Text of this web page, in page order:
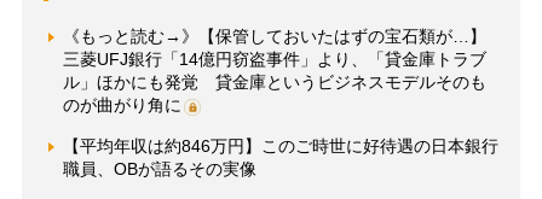
《もっと読む→》【保管しておいたはずの宝石類が…】
三菱UFJ銀行「14億円窃盗事件」より、「貸金庫トラブ
ル」ほかにも発覚 貸金庫というビジネスモデルそのも
のが曲がり角に
【平均年収は約846万円】このご時世に好待遇の日本銀行
職員、OBが語るその実像